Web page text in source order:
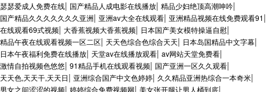
瑟瑟爱成人免费在线| 国产精品人成电影在线播放| 精品少妇绝顶高潮呻吟|
国产精品久久久久久久久亚洲| 亚洲av大全在线观看| 亚洲精品视频在线免费观看91|
在线观看69式视频| 大香蕉视频大香蕉视频| 日本国产美女模特操逼自慰|
精品午夜在线观看视频一区二区| 天天色综合色综合天天| 日本岛国精品中文字幕|
日本午夜福利免费在线播放| 天堂av在线播放观看| av网站天堂免费看|
激情自拍视频色悠悠| 91精品手机在线观看视频| 国产亚洲一区久久观看|
天天色,天天干,天天日| 亚洲综合国产中文色婷婷| 久久精品亚洲热综合一本奇米|
男女之间涩涩的视频| 婷婷综合免费视频网| 美女张开腿让男人桶到底|